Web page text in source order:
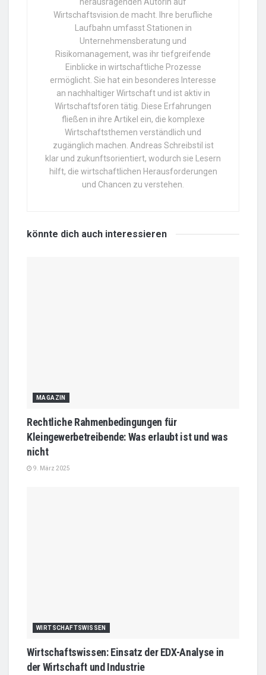
Wirtschaftsvision.de macht. Ihre berufliche
Laufbahn umfasst Stationen in
Unternehmensberatung und
Risikomanagement, was ihr tiefgreifende
Einblicke in wirtschaftliche Prozesse
ermöglicht. Sie hat ein besonderes Interesse
an nachhaltiger Wirtschaft und ist aktiv in
Wirtschaftsforen tätig. Diese Erfahrungen
fließen in ihre Artikel ein, die komplexe
Wirtschaftsthemen verständlich und
zugänglich machen. Andreas Schreibstil ist
klar und zukunftsorientiert, wodurch sie Lesern
hilft, die wirtschaftlichen Herausforderungen
und Chancen zu verstehen.
könnte dich auch interessieren
MAGAZIN
Rechtliche Rahmenbedingungen für
Kleingewerbetreibende: Was erlaubt ist und was
nicht
9. März 2025
WIRTSCHAFTSWISSEN
Wirtschaftswissen: Einsatz der EDX-Analyse in
der Wirtschaft und Industrie